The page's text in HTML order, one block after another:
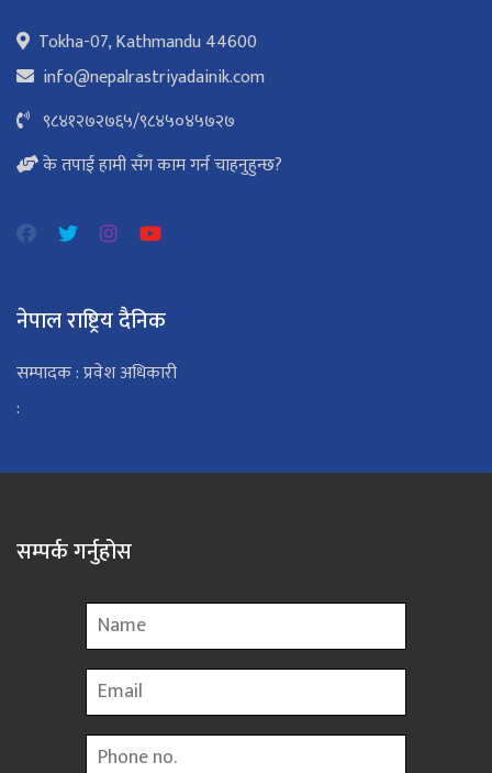
Tokha-07, Kathmandu 44600
info@nepalrastriyadainik.com
९८४१२७२७६५/९८४५०४५७२७
के तपाई हामी सँग काम गर्न चाहनुहुन्छ?
नेपाल राष्ट्रिय दैनिक
सम्पादक : प्रवेश अधिकारी
:
सम्पर्क गर्नुहोस
Name
Email
Phone